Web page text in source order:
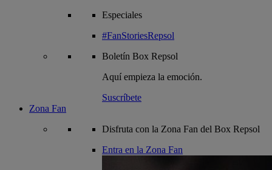
Especiales
#FanStoriesRepsol
Boletín Box Repsol
Aquí empieza la emoción.
Suscríbete
Zona Fan
Disfruta con la Zona Fan del Box Repsol
Entra en la Zona Fan